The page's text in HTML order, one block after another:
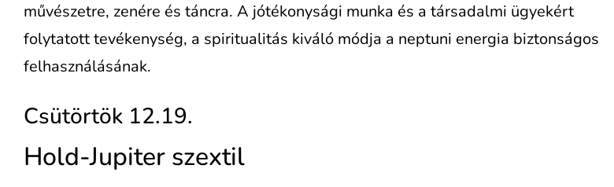
művészetre, zenére és táncra. A jótékonysági munka és a társadalmi ügyekért
folytatott tevékenység, a spiritualitás kiváló módja a neptuni energia biztonságos
felhasználásának.
Csütörtök 12.19.
Hold-Jupiter szextil